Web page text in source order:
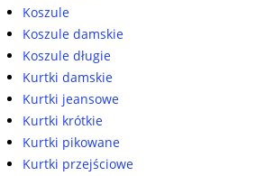
Koszule
Koszule damskie
Koszule długie
Kurtki damskie
Kurtki jeansowe
Kurtki krótkie
Kurtki pikowane
Kurtki przejściowe